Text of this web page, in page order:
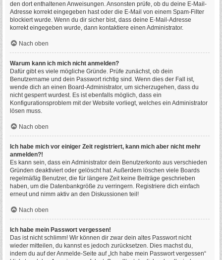
den dort enthaltenen Anweisungen. Ansonsten prüfe, ob du deine E-Mail-
Adresse korrekt eingegeben hast oder die E-Mail von einem Spam-Filter
blockiert wurde. Wenn du dir sicher bist, dass deine E-Mail-Adresse
korrekt eingegeben wurde, dann kontaktiere einen Administrator.
Nach oben
Warum kann ich mich nicht anmelden?
Dafür gibt es viele mögliche Gründe. Prüfe zunächst, ob dein
Benutzername und dein Passwort richtig sind. Wenn dies der Fall ist,
wende dich an einen Board-Administrator, um sicherzugehen, dass du
nicht gesperrt wurdest. Es ist ebenfalls möglich, dass ein
Konfigurationsproblem mit der Website vorliegt, welches ein Administrator
lösen muss.
Nach oben
Ich habe mich vor einiger Zeit registriert, kann mich aber nicht mehr
anmelden?!
Es kann sein, dass ein Administrator dein Benutzerkonto aus verschieden
Gründen deaktiviert oder gelöscht hat. Außerdem löschen viele Boards
regelmäßig Benutzer, die für längere Zeit keine Beiträge geschrieben
haben, um die Datenbankgröße zu verringern. Registriere dich einfach
erneut und nimm aktiv an den Diskussionen teil!
Nach oben
Ich habe mein Passwort vergessen!
Das ist nicht schlimm! Wir können dir zwar dein altes Passwort nicht
wieder mitteilen, du kannst es jedoch zurücksetzen. Dies machst du,
indem du auf der Anmelde-Seite auf „Ich habe mein Passwort vergessen“